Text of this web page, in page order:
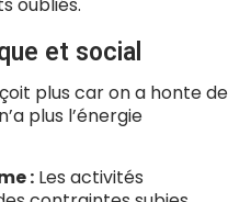
oubliés.
et social
plus car on a honte de
plus l’énergie
: Les activités